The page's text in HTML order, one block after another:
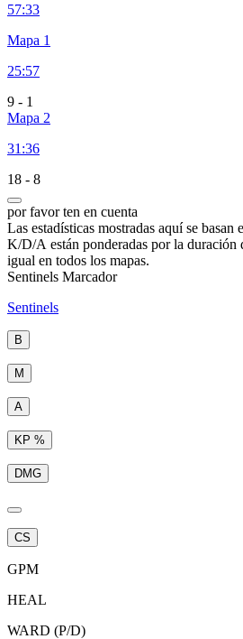
57:33
Mapa 1
25:57
9 - 1
Mapa 2
31:36
18 - 8
por favor ten en cuenta
Las estadísticas mostradas aquí se
K/D/A están ponderadas por la duración
igual en todos los mapas.
Sentinels Marcador
Sentinels
B
M
A
KP %
DMG
CS
GPM
HEAL
WARD (P/D)